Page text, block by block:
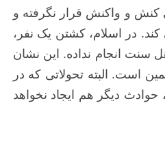
کنش و واکنش قرار نگرفته و
در اسلام، کشتن یک نفر،
سنت انجام نداده. این نشان
است. البته تحولاتی که در
دیگر هم ایجاد نخواهد